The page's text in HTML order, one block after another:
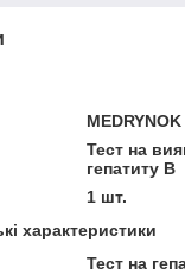
MEDRYNOK
Тест на
гепатиту В
1 шт.
характеристики
Тест на